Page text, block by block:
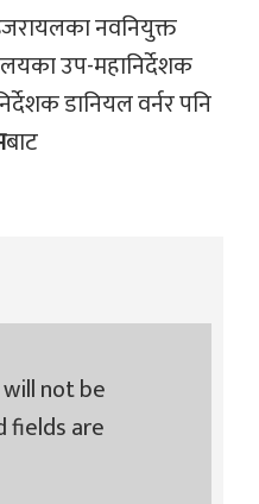
नवनियुक्त
उप-महानिर्देशक
डानियल वर्नर पनि
बाट
not be
fields are